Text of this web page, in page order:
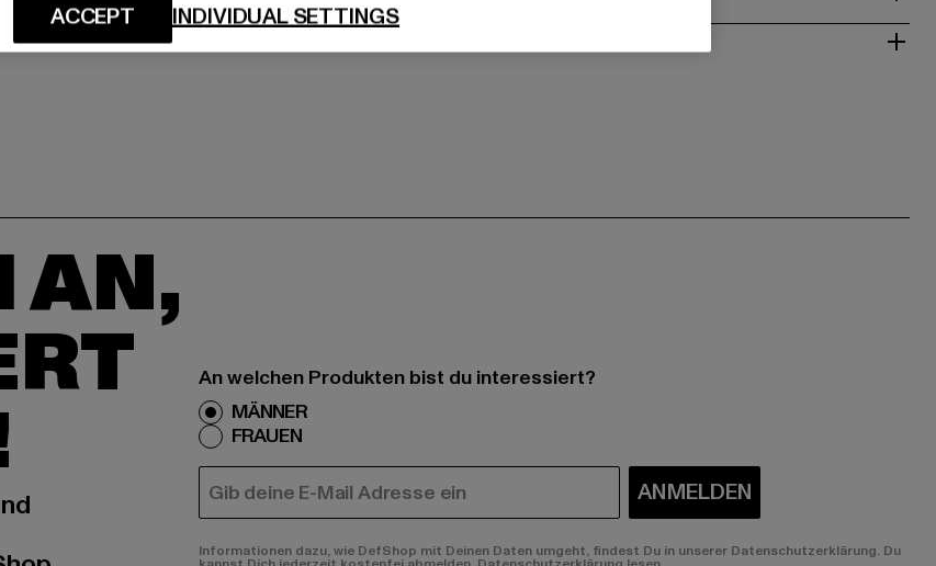
LIEFERUNG & RÜCKGABE
AN,
An welchen Produkten bist du interessiert?
MÄNNER
FRAUEN
E-MAIL ANMELDEN
Informationen dazu, wie DefShop mit Deinen Daten umgeht, findest Du in unserer Datenschutzerklärung. Du
INDIVIDUAL SETTINGS
ACCEPT